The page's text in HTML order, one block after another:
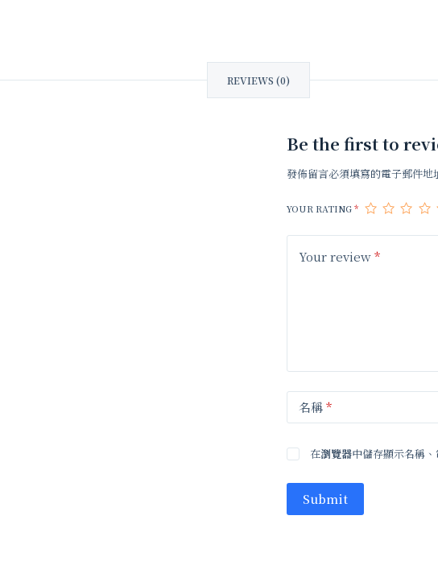
REVIEWS (0)
Be the first to
發佈留言必須填寫的電子郵件地
YOUR RATING*
Your review*
名稱*
在瀏覽器中儲存顯示名稱
Submit